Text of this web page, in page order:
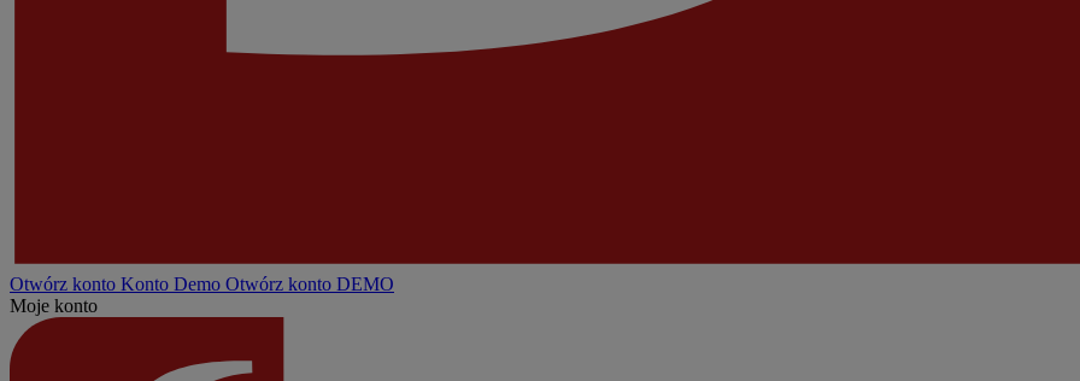
Otwórz konto Konto Demo Otwórz konto DEMO
Moje konto